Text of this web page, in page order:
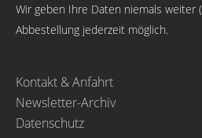
Wir geben Ihre Daten niemals weiter (
Abbestellung jederzeit möglich.
Kontakt & Anfahrt
Newsletter-Archiv
Datenschutz